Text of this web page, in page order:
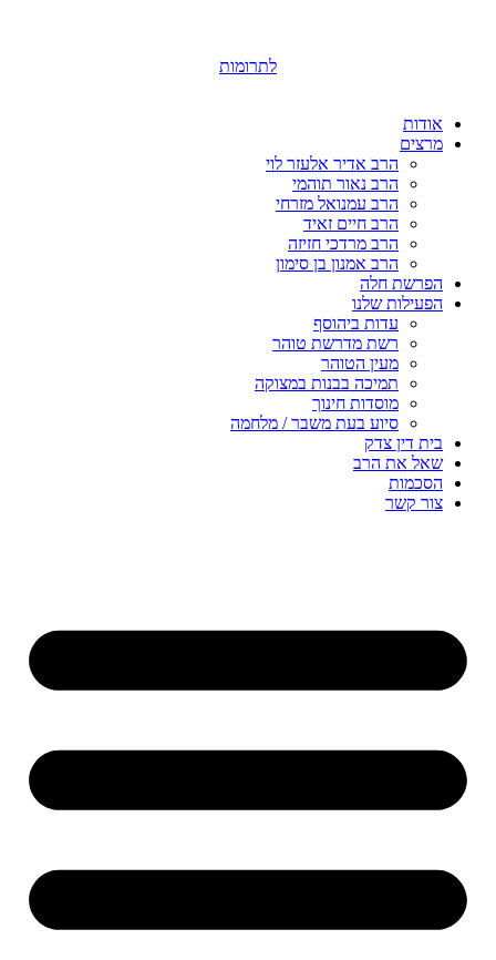
לתרומות
אודות
מרצים
הרב אדיר אלעזר לוי
הרב נאור תוהמי
הרב עמנואל מזרחי
הרב חיים זאיד
הרב מרדכי חזיזה
הרב אמנון בן סימון
הפרשת חלה
הפעילות שלנו
עדות ביהוסף
רשת מדרשת טוהר
מעין הטוהר
תמיכה בבנות במצוקה
מוסדות חינוך
סיוע בעת משבר / מלחמה
בית דין צדק
שאל את הרב
הסכמות
צור קשר